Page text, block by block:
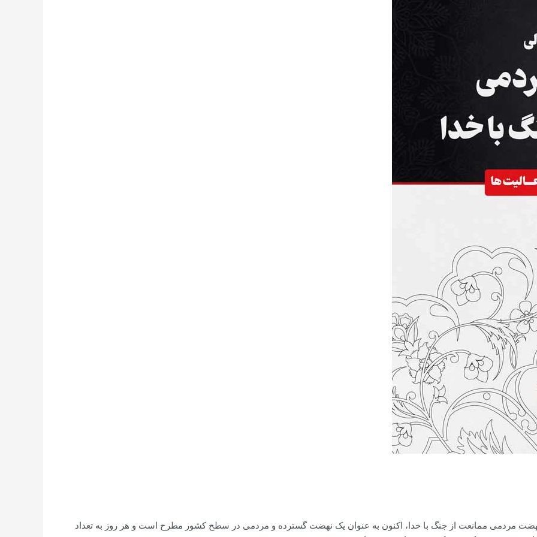
مردمی ممانعت از جنگ با خدا، اکنون به عنوان یک نهضت گسترده و مردمی در سطح کشور مطرح است و هر روز به تعداد